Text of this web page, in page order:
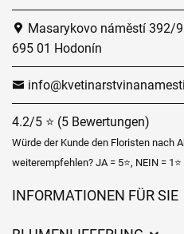
Masarykovo náměstí 392/9
695 01 Hodonín
4.2/5 ⭐ (5 Bewertungen)
Würde der Kunde den Floristen nach
weiterempfehlen? JA = 5⭐, NEIN = 1⭐
INFORMATIONEN FÜR SIE